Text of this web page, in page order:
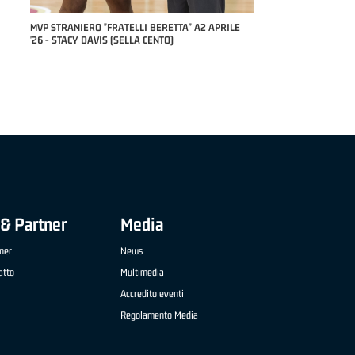
MVP "FRATELLI BERETTA" SAMUEL DILAS B
NAZIONALE APRILE '26 - MARCO RESTELLI (TAV
Partner Media
News
Multimedia
Accredito eventi
Regolamento Media